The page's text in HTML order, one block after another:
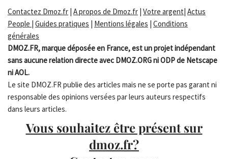
Contactez Dmoz.fr | A propos de Dmoz.fr | Votre argent| Actus
People | Guides pratiques | Mentions légales | Conditions
générales
DMOZ.FR, marque déposée en France, est un projet indépendant
sans aucune relation directe avec DMOZ.ORG ni ODP de Netscape
ni AOL.
Le site DMOZ.FR publie des articles mais ne se porte pas garant ni
responsable des opinions versées par leurs auteurs respectifs
dans leurs articles.
Vous souhaitez être présent sur
dmoz.fr?